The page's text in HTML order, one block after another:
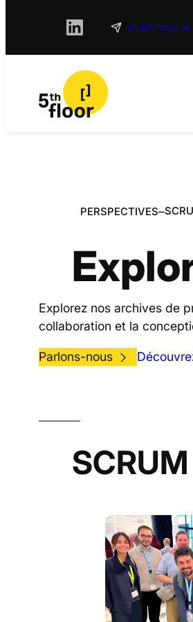
info@5thfloor.be
PERSPECTIVES–
Explorez nos archives de
collaboration et la
Parlons-nous
SCRUM